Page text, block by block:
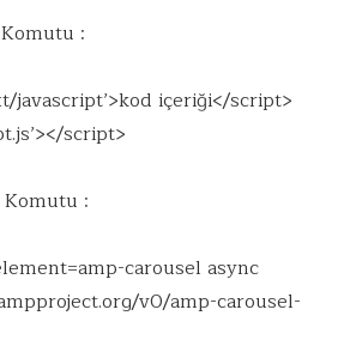
:
javascript’>kod içeriği</script>
script>
:
carousel async
v0/amp-carousel-